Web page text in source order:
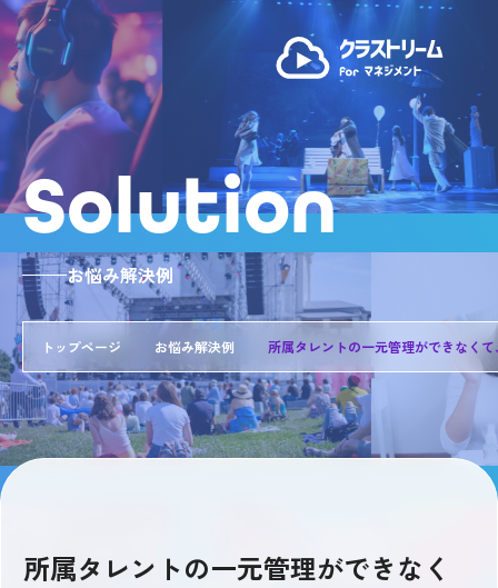
Solution
お悩み解決例
トップページ お悩み解決例 所属タレントの一元管理ができなく
所属タレントの一元管理ができなく